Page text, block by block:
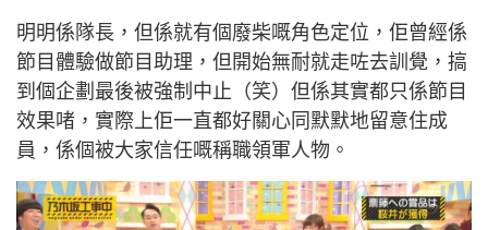
明明係隊長，但係就有個廢柴嘅角色定位，佢曾經係
節目體驗做節目助理，但開始無耐就走咗去訓覺，搞
到個企劃最後被強制中止（笑）但係其實都只係節目
效果啫，實際上佢一直都好關心同默默地留意住成
員，係個被大家信任嘅稱職領軍人物。